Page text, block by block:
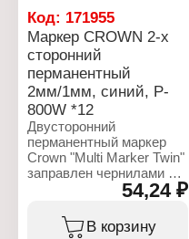
Код: 171955
Маркер CROWN 2-х
сторонний
перманентный
2мм/1мм, синий, P-
800W *12
Двусторонний
перманентный маркер
Crown "Multi Marker Twin"
заправлен чернилами на
спиртовой основе,
подходит для письма на
любых поверхностях. Не
растекается. Маркер
54,24 ₽
В корзину